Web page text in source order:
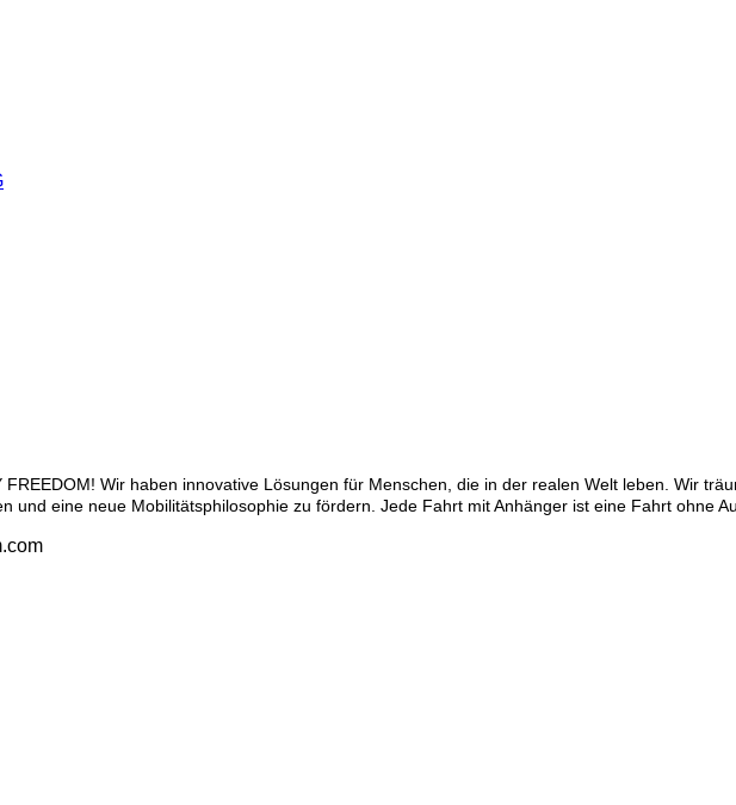
Wir haben innovative Lösungen für Menschen, die in der realen Welt leben. Wir
und eine neue Mobilitätsphilosophie zu fördern. Jede Fahrt mit Anhänger ist eine Fahrt ohne